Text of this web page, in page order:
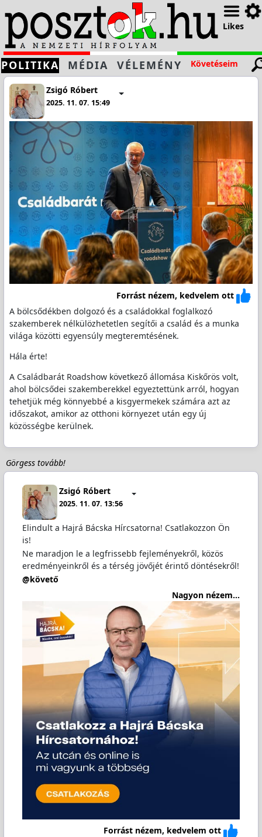
Likes
POLITIKA MÉDIA VÉLEMÉNY Követéseim
Zsigó Róbert
2025. 11. 07. 15:49
Forrást nézem, kedvelem ott
A bölcsődékben dolgozó és a családokkal foglalkozó
szakemberek nélkülözhetetlen segítői a család és a munka
világa közötti egyensúly megteremtésének.
Hála érte!
A Családbarát Roadshow következő állomása Kiskőrös volt,
ahol bölcsődei szakemberekkel egyeztettünk arról, hogyan
tehetjük még könnyebbé a kisgyermekek számára azt az
időszakot, amikor az otthoni környezet után egy új
közösségbe kerülnek.
Görgess tovább!
Zsigó Róbert
2025. 11. 07. 13:56
Elindult a Hajrá Bácska Hírcsatorna! Csatlakozzon Ön
is!
Ne maradjon le a legfrissebb fejleményekről, közös
eredményeinkről és a térség jövőjét érintő döntésekről!
@követő
Nagyon nézem...
Forrást nézem, kedvelem ott